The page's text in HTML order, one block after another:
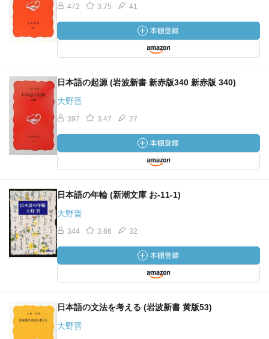
472 3.75 41
日本語の起源 (岩波新書 新赤版340 新赤版 340)
大野晋
397 3.47 27
日本語の年輪 (新潮文庫 お-11-1)
大野晋
344 3.66 32
日本語の文法を考える (岩波新書 黄版53)
大野晋